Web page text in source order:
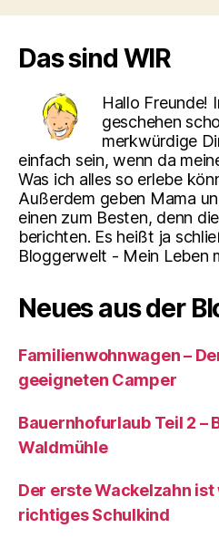
Das sind WIR
Hallo Freunde!
geschehen
merkwürdige
einfach sein, wenn da
Was ich alles so erlebe
Außerdem geben Mama
einen zum Besten, denn
berichten. Es heißt ja
Bloggerwelt - Mein Leben
Neues aus der
Familienwohnwagen –
geeigneten Camper
Bauernhofurlaub Teil 2 –
Waldmühle
Der erste Wackelzahn ist
richtiges Schulkind